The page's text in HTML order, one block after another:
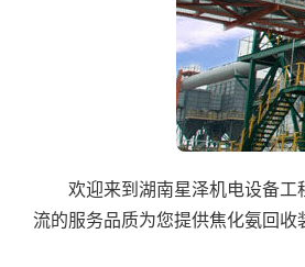
欢迎来到湖南星泽机电设备
流的服务品质为您提供焦化氨回